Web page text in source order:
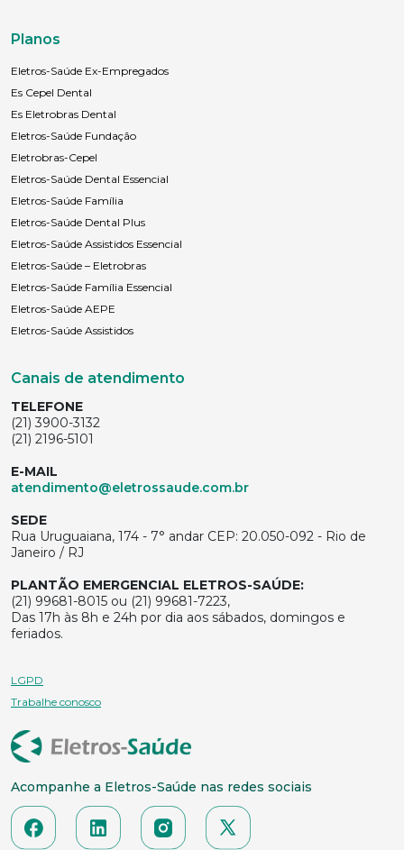
Planos
Eletros-Saúde Ex-Empregados
Es Cepel Dental
Es Eletrobras Dental
Eletros-Saúde Fundação
Eletrobras-Cepel
Eletros-Saúde Dental Essencial
Eletros-Saúde Família
Eletros-Saúde Dental Plus
Eletros-Saúde Assistidos Essencial
Eletros-Saúde – Eletrobras
Eletros-Saúde Família Essencial
Eletros-Saúde AEPE
Eletros-Saúde Assistidos
Canais de atendimento
TELEFONE
(21) 3900-3132
(21) 2196-5101
E-MAIL
atendimento@eletrossaude.com.br
SEDE
Rua Uruguaiana, 174 - 7° andar CEP: 20.050-092 - Rio de
Janeiro / RJ
PLANTÃO EMERGENCIAL ELETROS-SAÚDE:
(21) 99681-8015 ou (21) 99681-7223,
Das 17h às 8h e 24h por dia aos sábados, domingos e
feriados.
LGPD
Trabalhe conosco
Acompanhe a Eletros-Saúde nas redes sociais